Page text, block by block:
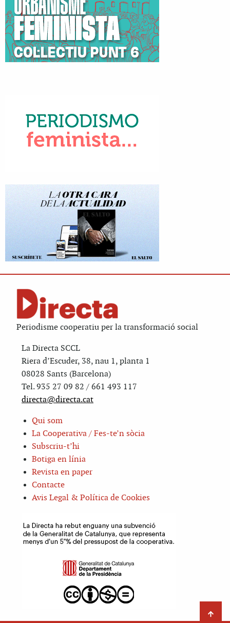
Periodisme cooperatiu per la transformació social
La Directa SCCL
Riera d’Escuder, 38, nau 1, planta 1
08028 Sants (Barcelona)
Tel. 935 27 09 82 / 661 493 117
directa@directa.cat
Qui som
La Cooperativa / Fes-te’n sòcia
Subscriu-t’hi
Botiga en línia
Revista en paper
Contacte
Avis Legal & Política de Cookies